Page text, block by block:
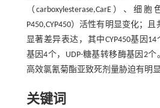
（carboxylesterase,CarE）、细胞
P450,CYP450）活性有明显变化；
显著差异表达，其中CYP450基因14
基因4个，UDP-糖基转移酶基因2
高效氯氰菊酯亚致死剂量胁迫有明显
关键词